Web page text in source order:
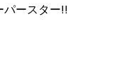
ースター!!